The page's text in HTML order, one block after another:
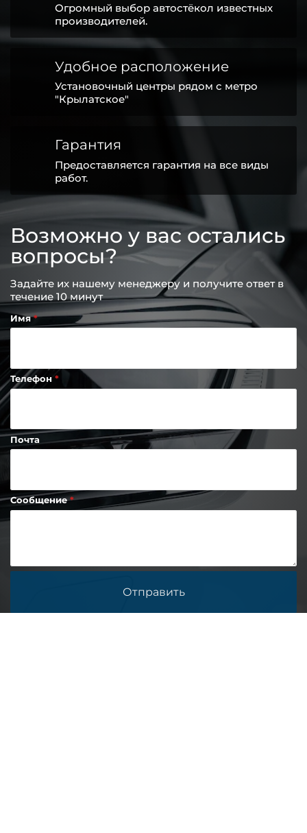
Огромный выбор автостёкол известных
производителей.
Удобное расположение
Установочный центры рядом с метро
"Крылатское"
Гарантия
Предоставляется гарантия на все виды
работ.
Возможно у вас остались
вопросы?
Задайте их нашему менеджеру и получите ответ в
течение 10 минут
Имя
Телефон
Почта
Сообщение